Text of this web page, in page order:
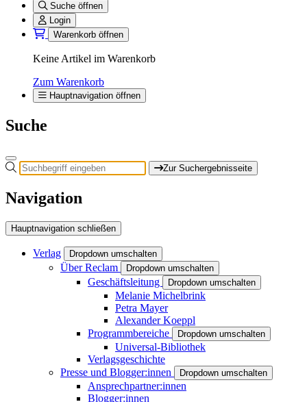
Suche öffnen
Login
Warenkorb öffnen
Keine Artikel im Warenkorb
Zum Warenkorb
Hauptnavigation öffnen
Suche
Zur Suchergebnisseite
Navigation
Hauptnavigation schließen
Verlag Dropdown umschalten
Über Reclam Dropdown umschalten
Geschäftsleitung Dropdown umschalten
Melanie Michelbrink
Petra Mayer
Alexander Koeppl
Programmbereiche
Dropdown umschalten
Universal-Bibliothek
Verlagsgeschichte
Presse und Blogger:innen
Dropdown umschalten
Ansprechpartner:innen
Blogger:innen